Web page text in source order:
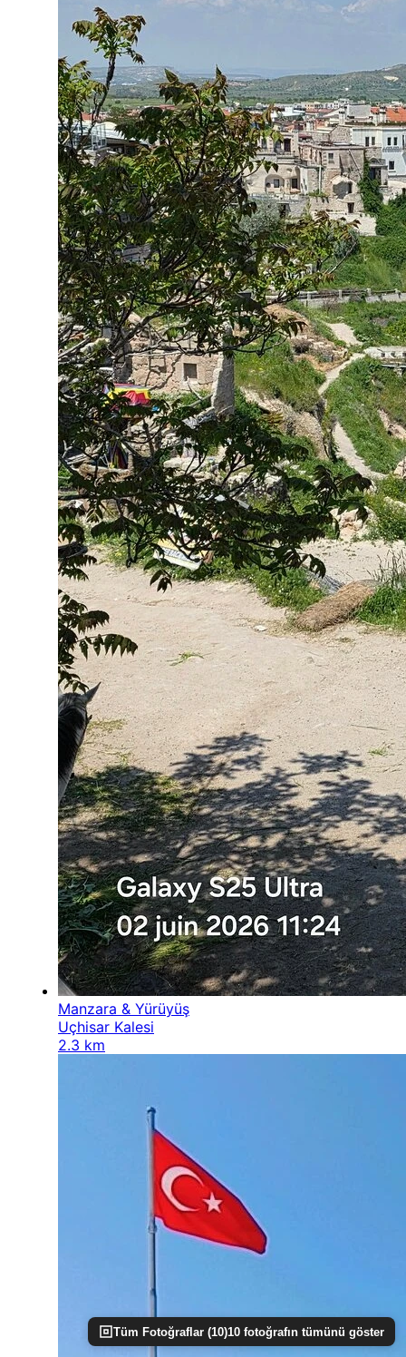
Tüm Fotoğraflar (10)10 fotoğrafın tümünü göster
Manzara & Yürüyüş
Uçhisar Kalesi
2.3 km